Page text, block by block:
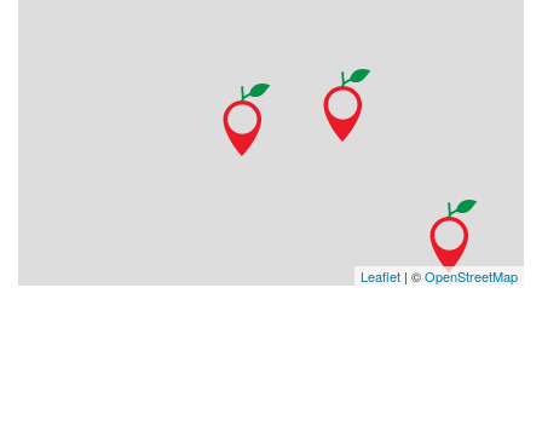
Leaflet | ©OpenStreetMap